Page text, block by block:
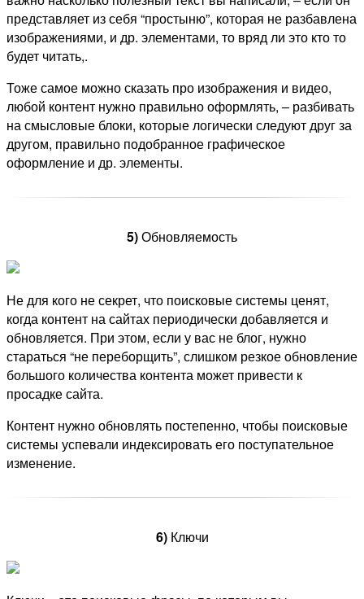
представляет из себя “простыню”, которая не разбавлена
изображениями, и др. элементами, то вряд ли это кто то
будет читать,.
Тоже самое можно сказать про изображения и видео,
любой контент нужно правильно оформлять, – разбивать
на смысловые блоки, которые логически следуют друг за
другом, правильно подобранное графическое
оформление и др. элементы.
5)Обновляемость
Не для кого не секрет, что поисковые системы ценят,
когда контент на сайтах периодически добавляется и
обновляется. При этом, если у вас не блог, нужно
стараться “не переборщить”, слишком резкое обновление
большого количества контента может привести к
просадке сайта.
Контент нужно обновлять постепенно, чтобы поисковые
системы успевали индексировать его поступательное
изменение.
6) Ключи